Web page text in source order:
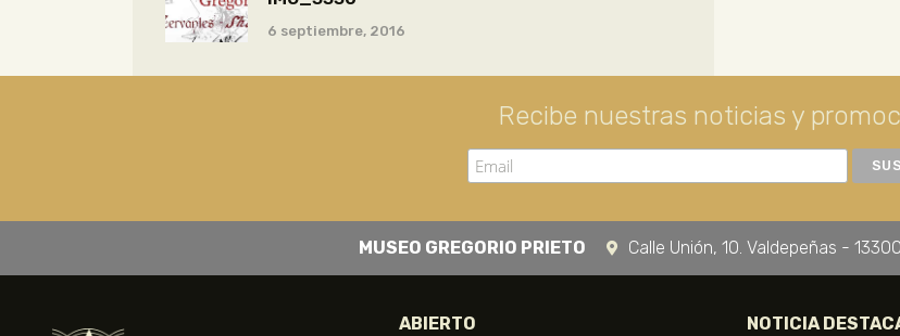
6 septiembre, 2016
Recibe nuestras noticias y
MUSEO GREGORIO PRIETO Calle Unión, 10. Valdepeñas - 13300
ABIERTO
NOTICIA